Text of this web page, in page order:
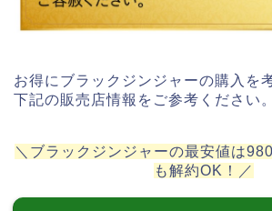
お得にブラックジンジャーの購入を
下記の販売店情報をご参考ください。
＼ブラックジンジャーの最安値は
も解約OK！／